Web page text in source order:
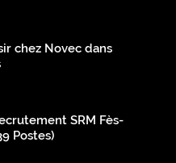
chez Novec dans
SRM Fès-
Postes)